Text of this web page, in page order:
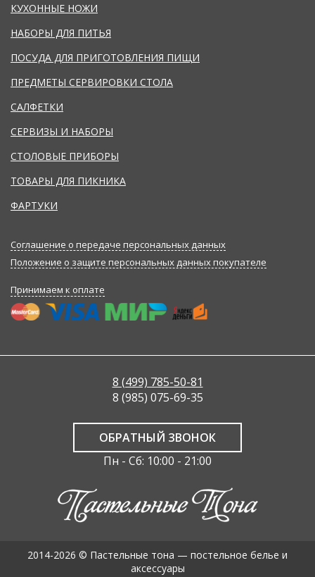
КУХОННЫЕ НОЖИ
НАБОРЫ ДЛЯ ПИТЬЯ
ПОСУДА ДЛЯ ПРИГОТОВЛЕНИЯ ПИЩИ
ПРЕДМЕТЫ СЕРВИРОВКИ СТОЛА
САЛФЕТКИ
СЕРВИЗЫ И НАБОРЫ
СТОЛОВЫЕ ПРИБОРЫ
ТОВАРЫ ДЛЯ ПИКНИКА
ФАРТУКИ
Соглашение о передаче персональных данных
Положение о защите персональных данных покупателе
Принимаем к оплате
8 (499) 785-50-81
8 (985) 075-69-35
ОБРАТНЫЙ ЗВОНОК
Пн - Сб: 10:00 - 21:00
2014-2026 © Пастельные тона — постельное белье и
аксессуары